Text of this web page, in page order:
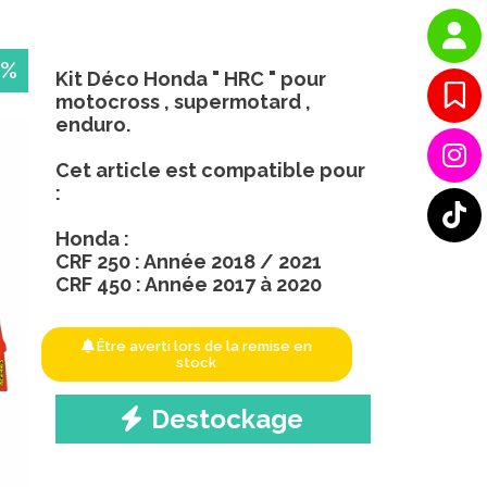
Destockage
Kit Déco Honda " HRC " pour
motocross , supermotard ,
enduro.
Cet article est compatible pour
:
Honda :
CRF 250 : Année 2018 / 2021
CRF 450 : Année 2017 à 2020
Être averti lors de la remise en
stock